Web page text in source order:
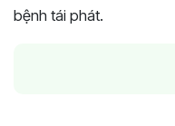
bệnh tái phát.